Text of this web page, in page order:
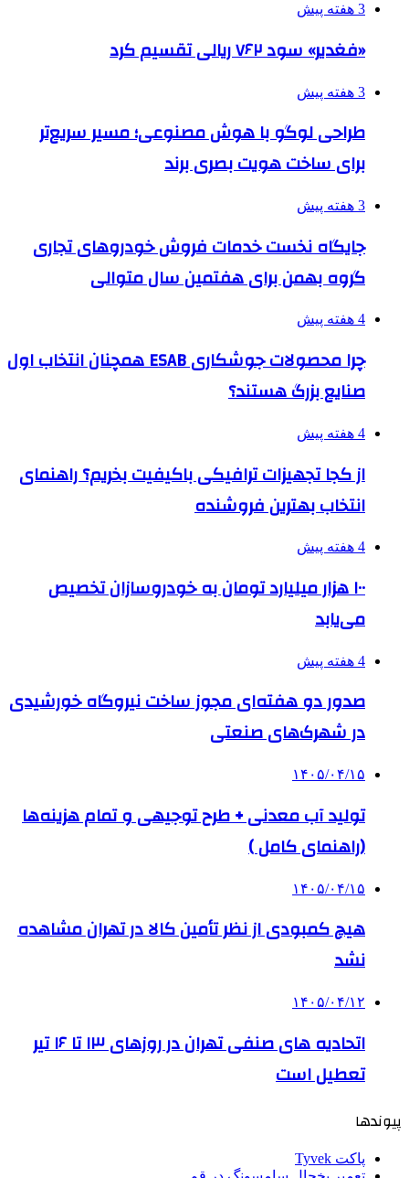
3 هفته پیش
«فغدیر» سود ۷۶۲ ریالی تقسیم کرد
3 هفته پیش
طراحی لوگو با هوش مصنوعی؛ مسیر سریع‌تر
برای ساخت هویت بصری برند
3 هفته پیش
جایگاه نخست خدمات فروش خودروهای تجاری
گروه بهمن برای هفتمین سال متوالی
4 هفته پیش
چرا محصولات جوشکاری ESAB همچنان انتخاب اول
صنایع بزرگ هستند؟
4 هفته پیش
از کجا تجهیزات ترافیکی باکیفیت بخریم؟ راهنمای
انتخاب بهترین فروشنده
4 هفته پیش
۱۰۰ هزار میلیارد تومان به خودروسازان تخصیص
می‌یابد
4 هفته پیش
صدور دو هفته‌ای مجوز ساخت نیروگاه خورشیدی
در شهرک‌های صنعتی
۱۴۰۵/۰۴/۱۵
تولید آب معدنی + طرح توجیهی و تمام هزینه‌ها
(راهنمای کامل )
۱۴۰۵/۰۴/۱۵
هیچ کمبودی از نظر تأمین کالا در تهران مشاهده
نشد
۱۴۰۵/۰۴/۱۲
اتحادیه های صنفی تهران در روزهای ۱۳ تا ۱۶ تیر
تعطیل است
پیوندها
پاکت Tyvek